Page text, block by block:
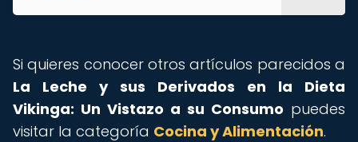
Si quieres conocer otros artículos parecidos a
La Leche y sus Derivados en la Dieta
Vikinga: Un Vistazo a su Consumo puedes
visitar la categoría Cocina y Alimentación.